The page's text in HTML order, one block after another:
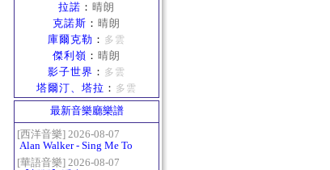
拉諾 ： 晴朗
克諾斯 ： 晴朗
庫爾克勒 ： 多雲
傑利嶺 ： 晴朗
影子世界 ： 多雲
塔爾汀、塔拉 ： 多雲
最新音樂廳樂譜
[西洋音樂] 2026-08-07
Alan Walker - Sing Me To
Sleep
[華語音樂] 2026-08-07